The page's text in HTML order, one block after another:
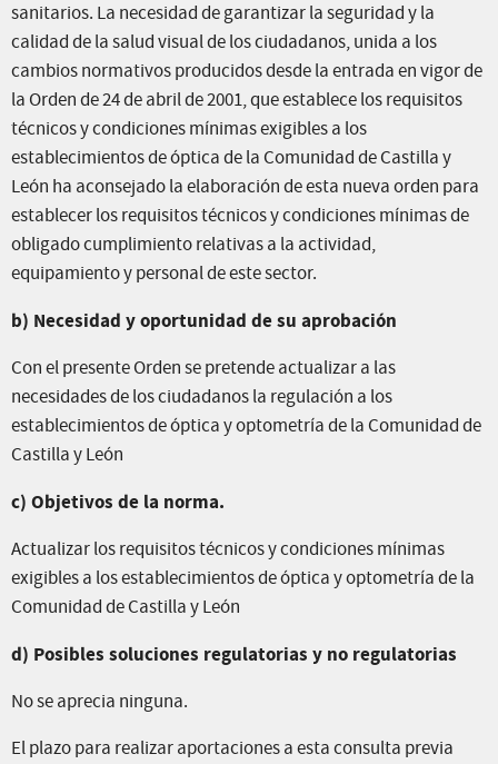
sanitarios. La necesidad de garantizar la seguridad y la
calidad de la salud visual de los ciudadanos, unida a los
cambios normativos producidos desde la entrada en vigor de
la Orden de 24 de abril de 2001, que establece los requisitos
técnicos y condiciones mínimas exigibles a los
establecimientos de óptica de la Comunidad de Castilla y
León ha aconsejado la elaboración de esta nueva orden para
establecer los requisitos técnicos y condiciones mínimas de
obligado cumplimiento relativas a la actividad,
equipamiento y personal de este sector.
b) Necesidad y oportunidad de su aprobación
Con el presente Orden se pretende actualizar a las
necesidades de los ciudadanos la regulación a los
establecimientos de óptica y optometría de la Comunidad de
Castilla y León
c) Objetivos de la norma.
Actualizar los requisitos técnicos y condiciones mínimas
exigibles a los establecimientos de óptica y optometría de la
Comunidad de Castilla y León
d) Posibles soluciones regulatorias y no regulatorias
No se aprecia ninguna.
El plazo para realizar aportaciones a esta consulta previa